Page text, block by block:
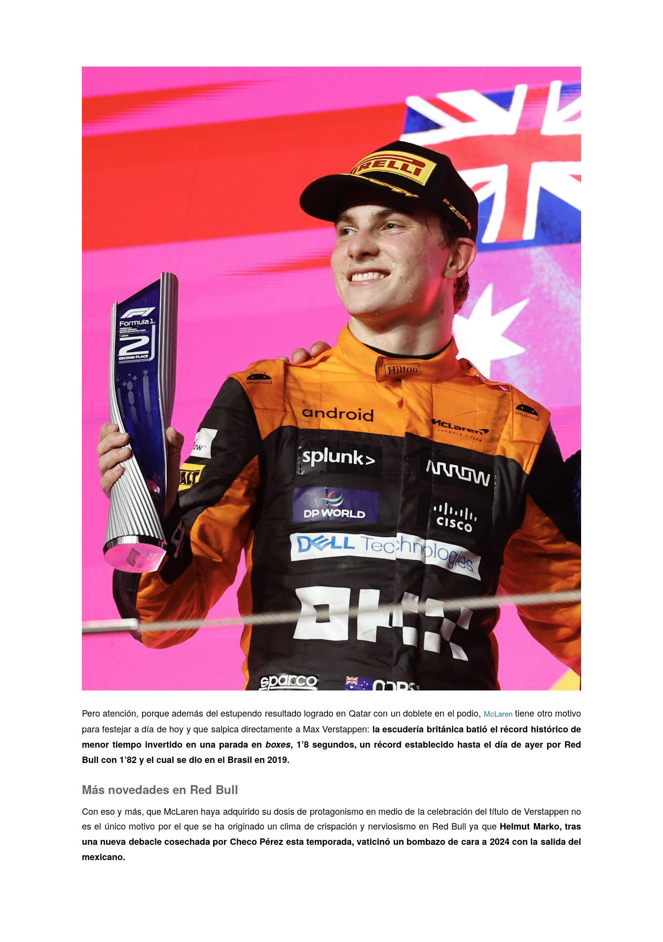
Pero atención, porque además del estupendo resultado logrado en Qatar con un doblete en el podio, McLarentiene otro motivo
para festejar a día de hoy y que salpica directamente a Max Verstappen: la escudería británica batió el récord histórico de
menor tiempo invertido en una parada en boxes, 1’8 segundos, un récord establecido hasta el día de ayer por Red
Bull con 1’82 y el cual se dio en el Brasil en 2019.
Más novedades en Red Bull
Con eso y más, que McLaren haya adquirido su dosis de protagonismo en medio de la celebración del título de Verstappen no
es el único motivo por el que se ha originado un clima de crispación y nerviosismo en Red Bull ya que Helmut Marko, tras
una nueva debacle cosechada por Checo Pérez esta temporada, vaticinó un bombazo de cara a 2024 con la salida del
mexicano.